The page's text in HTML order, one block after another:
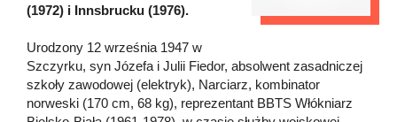
(1972) i Innsbrucku (1976).
Urodzony 12 września 1947 w
Szczyrku, syn Józefa i Julii Fiedor, absolwent zasadniczej
szkoły zawodowej (elektryk), Narciarz, kombinator
norweski (170 cm, 68 kg), reprezentant BBTS Włókniarz